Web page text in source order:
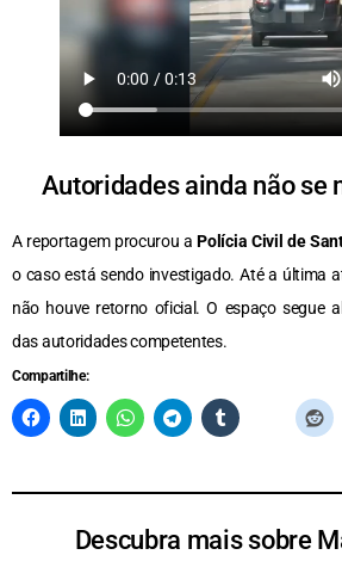
Autoridades ainda não se
A reportagem procurou aPolícia Civil de
o caso está sendo investigado. Até a última
não houve retorno oficial. O espaço segue
das autoridades competentes.
Compartilhe:
Descubra mais sobre